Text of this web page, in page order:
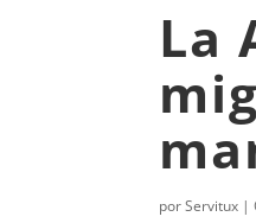
La
porServitux |